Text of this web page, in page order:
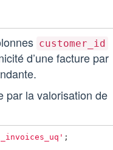
customer_id
d’une facture par
par la valorisation de
;